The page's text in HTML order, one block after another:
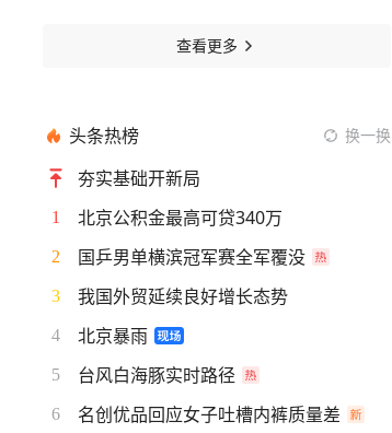
查看更多
头条热榜 换一换
夯实基础开新局
1 北京公积金最高可贷340万
2 国乒男单横滨冠军赛全军覆没
3 我国外贸延续良好增长态势
4 北京暴雨
5 台风白海豚实时路径
6 名创优品回应女子吐槽内裤质量差